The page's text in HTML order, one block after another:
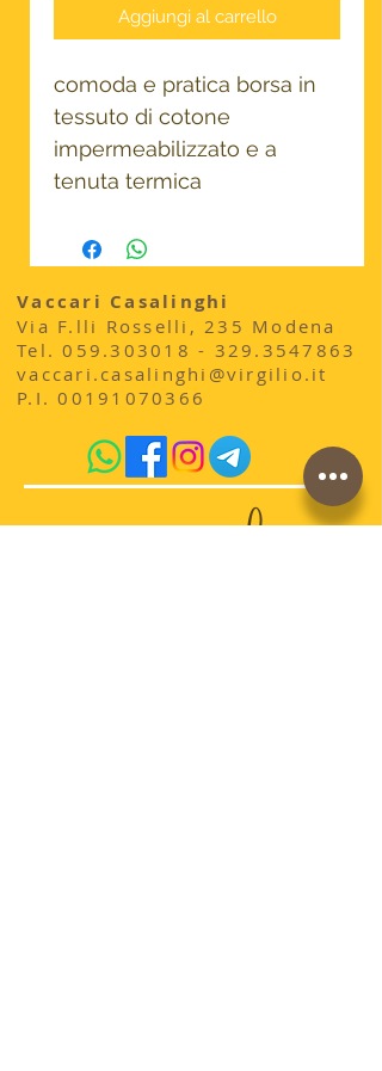
Aggiungi al carrello
comoda e pratica borsa in
tessuto di cotone
impermeabilizzato e a
tenuta termica
Vaccari Casalinghi
Via F.lli Rosselli, 235 Modena
​Tel.059.303018 - 329 .3547863
vaccari.casalinghi@virgilio.it
P.I.00191070366
acquista qui sul sito